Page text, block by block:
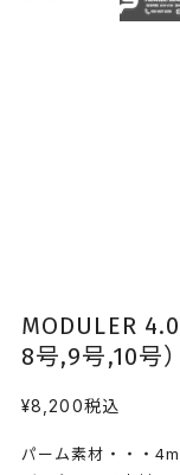
MODULER
8号,9号,10号）
¥8,200税込
パーム素材・・・